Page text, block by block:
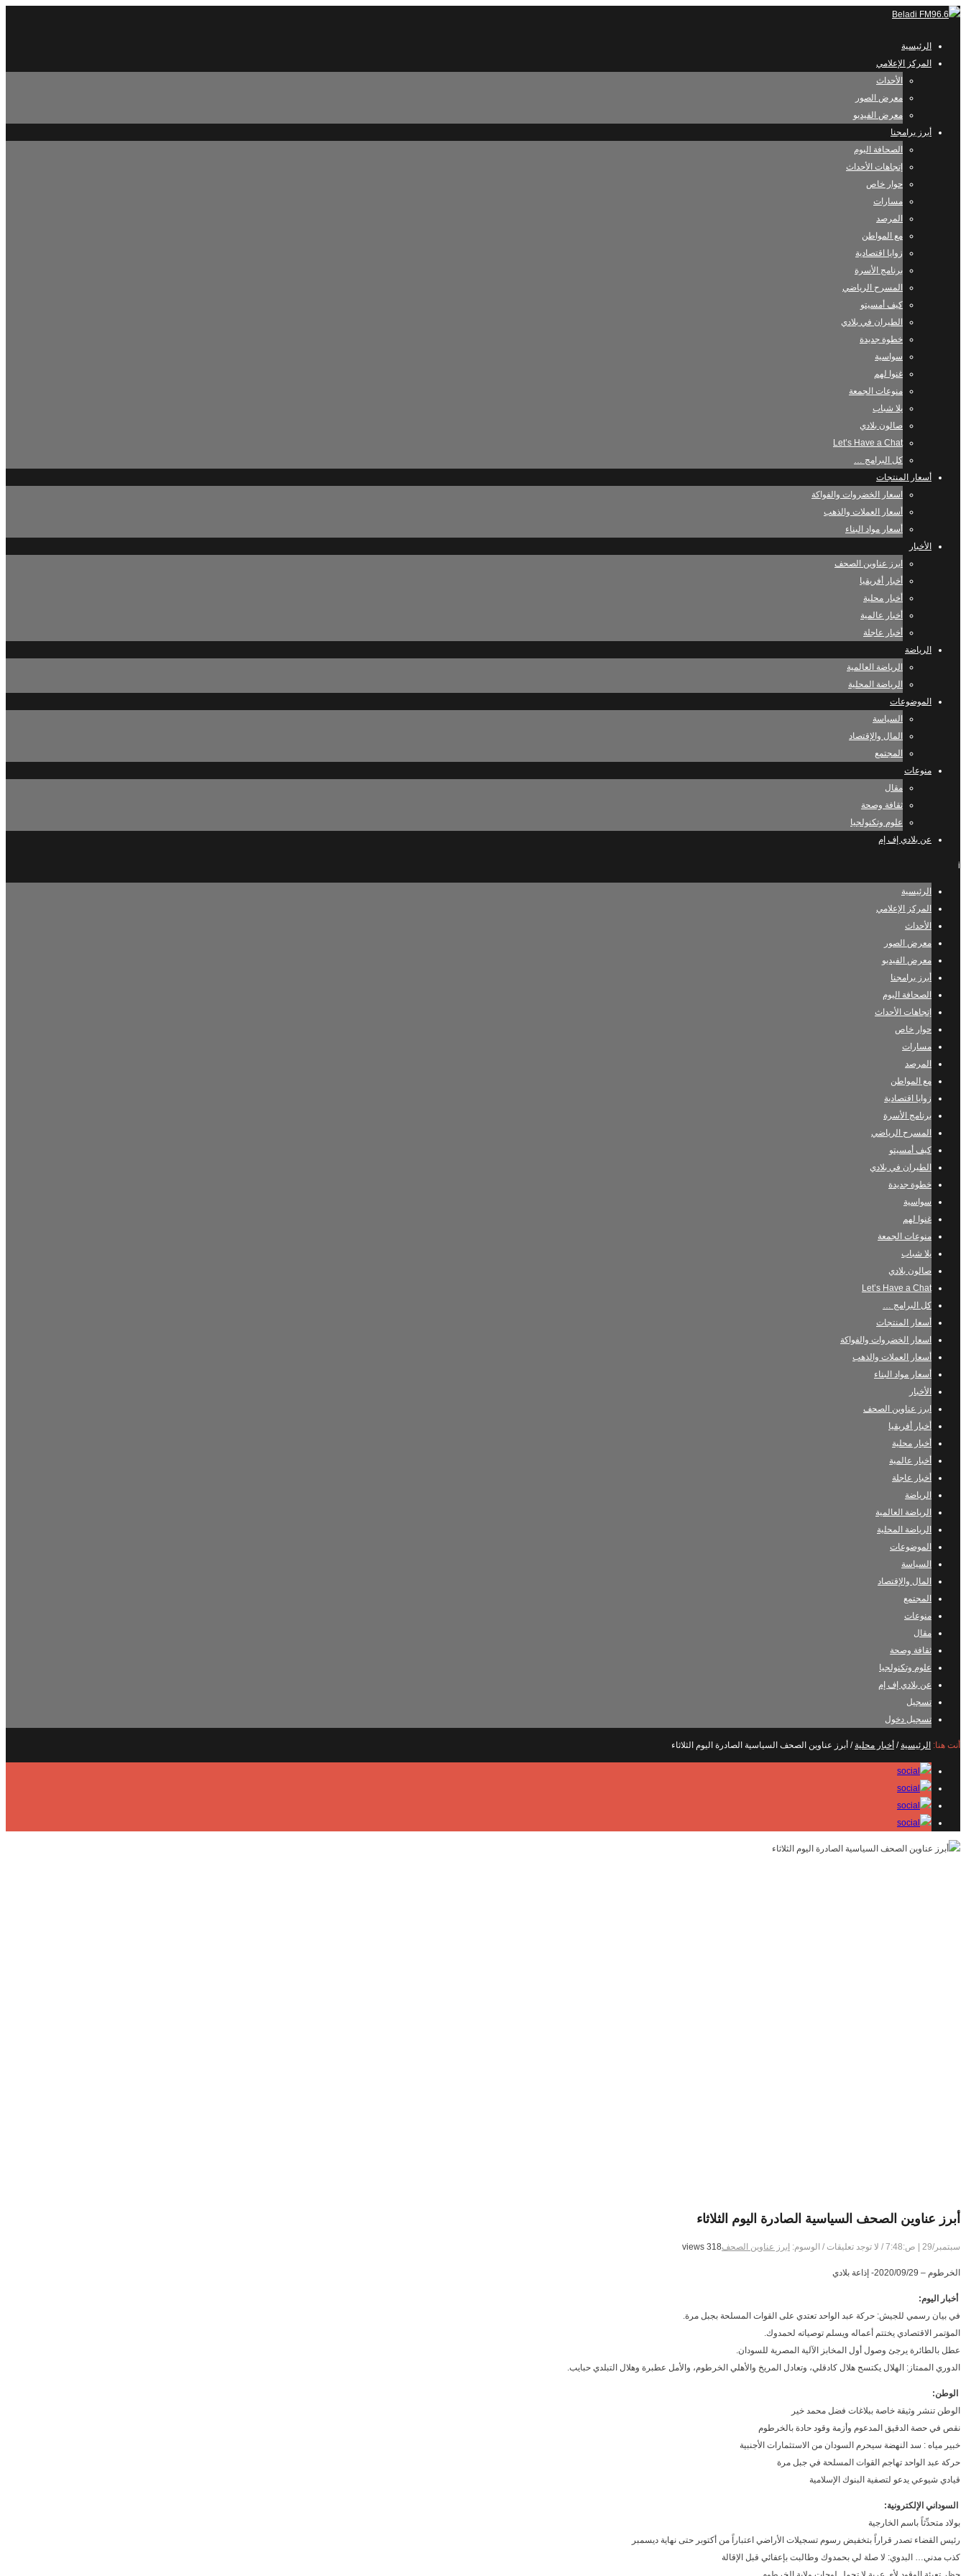
الرئيسية
المركز الإعلامي
الأحداث
معرض الصور
معرض الفيديو
أبرز برامجنا
الصحافة اليوم
إتجاهات الأحداث
حوار خاص
مسارات
المرصد
مع المواطن
زوايا اقتصادية
برنامج الأسرة
المسرح الرياضي
كيف أمسيتو
الطيران في بلادي
خطوة جديدة
سواسية
غنوا لهم
منوعات الجمعة
يلا شباب
صالون بلادي
Let’s Have a Chat
كل البرامج …
أسعار المنتجات
اسعار الخضروات والفواكة
أسعار العملات والذهب
أسعار مواد البناء
الأخبار
ابرز عناوين الصحف
أخبار أفريقيا
أخبار محلية
أخبار عالمية
أخبار عاجلة
الرياضة
الرياضة العالمية
الرياضة المحلية
الموضوعات
السياسة
المال والإقتصاد
المجتمع
منوعات
مقال
ثقافة وصحة
علوم وتكنولجيا
عن بلادي إف إم
i
الرئيسية
المركز الإعلامي
الأحداث
معرض الصور
معرض الفيديو
أبرز برامجنا
الصحافة اليوم
إتجاهات الأحداث
حوار خاص
مسارات
المرصد
مع المواطن
زوايا اقتصادية
برنامج الأسرة
المسرح الرياضي
كيف أمسيتو
الطيران في بلادي
خطوة جديدة
سواسية
غنوا لهم
منوعات الجمعة
يلا شباب
صالون بلادي
Let’s Have a Chat
كل البرامج …
أسعار المنتجات
اسعار الخضروات والفواكة
أسعار العملات والذهب
أسعار مواد البناء
الأخبار
ابرز عناوين الصحف
أخبار أفريقيا
أخبار محلية
أخبار عالمية
أخبار عاجلة
الرياضة
الرياضة العالمية
الرياضة المحلية
الموضوعات
السياسة
المال والإقتصاد
المجتمع
منوعات
مقال
ثقافة وصحة
علوم وتكنولجيا
عن بلادي إف إم
تسجيل
تسجيل دخول
أنت هنا: الرئيسية / أخبار محلية / أبرز عناوين الصحف السياسية الصادرة اليوم الثلاثاء
أبرز عناوين الصحف السياسية الصادرة اليوم الثلاثاء
سبتمبر/29 | ص:7:48 / لا توجد تعليقات / الوسوم: ابرز عناوين الصحف318 views
الخرطوم – 2020/09/29- إذاعة بلادي
أخبار اليوم:
في بيان رسمي للجيش: حركة عبد الواحد تعتدي على القوات المسلحة بجبل مرة.
المؤتمر الاقتصادي يختتم أعماله ويسلم توصياته لحمدوك.
عطل بالطائرة يرجئ وصول أول المخابز الآلية المصرية للسودان.
الدوري الممتاز: الهلال يكتسح هلال كادقلي، وتعادل المريخ والأهلي الخرطوم، والأمل عطبرة وهلال التبلدي حبايب.
الوطن:
الوطن تنشر وثيقة خاصة ببلاغات فضل محمد خير
نقص في حصة الدقيق المدعوم وأزمة وقود حادة بالخرطوم
خبير مياه : سد النهضة سيحرم السودان من الاستثمارات الأجنبية
حركة عبد الواحد تهاجم القوات المسلحة في جبل مرة
قيادي شيوعي يدعو لتصفية البنوك الإسلامية
السوداني الإلكترونية:
بولاد متحدِّثاً باسم الخارجية
رئيس القضاء تصدر قراراً بتخفيض رسوم تسجيلات الأراضي اعتباراً من أكتوبر حتى نهاية ديسمبر
كذب مدني… البدوي: لا صلة لي بحمدوك وطالبت بإعفائي قبل الإقالة